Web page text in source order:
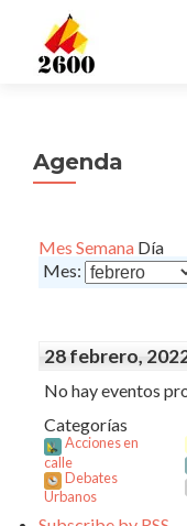
Agenda
Mes Semana Día
Mes:
28 febrero,
No hay eventos
Categorías
Acciones en
calle
Debates
Urbanos